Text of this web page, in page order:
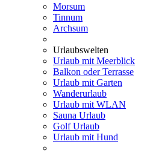
Morsum
Tinnum
Archsum
Urlaubswelten
Urlaub mit Meerblick
Balkon oder Terrasse
Urlaub mit Garten
Wanderurlaub
Urlaub mit WLAN
Sauna Urlaub
Golf Urlaub
Urlaub mit Hund